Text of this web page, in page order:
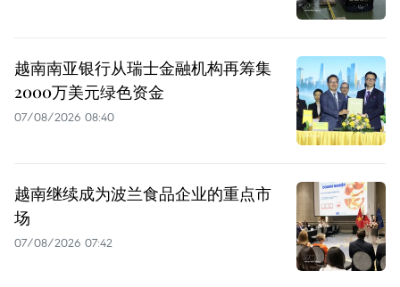
越南南亚银行从瑞士金融机构再筹集
2000万美元绿色资金
07/08/2026 08:40
越南继续成为波兰食品企业的重点市
场
07/08/2026 07:42